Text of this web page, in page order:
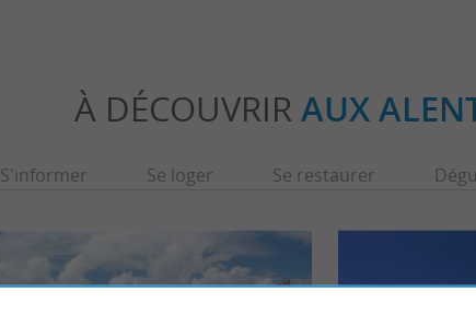
À DÉCOUVRIR AUX
S'informer Se loger Se restaurer